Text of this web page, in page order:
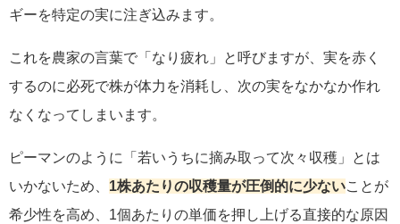
ギーを特定の実に注ぎ込みます。
これを農家の言葉で「なり疲れ」と呼びますが、実を赤く
するのに必死で株が体力を消耗し、次の実をなかなか作れ
なくなってしまいます。
ピーマンのように「若いうちに摘み取って次々収穫」とは
いかないため、 1株あたりの収穫量が圧倒的に少ないことが
希少性を高め、1個あたりの単価を押し上げる直接的な原因